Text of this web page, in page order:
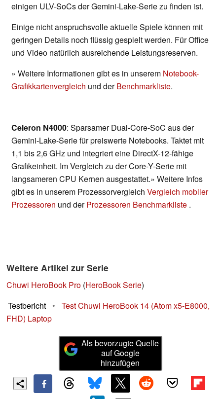
einigen ULV-SoCs der Gemini-Lake-Serie zu finden ist.
Einige nicht anspruchsvolle aktuelle Spiele können mit
geringen Details noch flüssig gespielt werden. Für Office
und Video natürlich ausreichende Leistungsreserven.
» Weitere Informationen gibt es in unserem Notebook-
Grafikkartenvergleich und derBenchmarkliste.
Celeron N4000: Sparsamer Dual-Core-SoC aus der
Gemini-Lake-Serie für preiswerte Notebooks. Taktet mit
1,1 bis 2,6 GHz und integriert eine DirectX-12-fähige
Grafikeinheit. Im Vergleich zu der Core-Y-Serie mit
langsameren CPU Kernen ausgestattet.» Weitere Infos
gibt es in unserem Prozessorvergleich Vergleich mobiler
Prozessoren und derProzessoren Benchmarkliste .
Weitere Artikel zur Serie
Chuwi HeroBook Pro (HeroBook Serie)
Testbericht
•
Test Chuwi HeroBook 14 (Atom x5-E8000,
FHD) Laptop
Als bevorzugte Quelle
auf Google
hinzufügen